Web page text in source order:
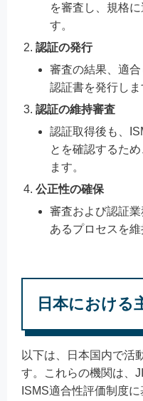
を審査し、規格
す。
認証の発行
審査の結果、適
認証書を発行しま
認証の維持審査
認証取得後も、
とを確認するた
ます。
公正性の確保
審査および認証
あるプロセスを維
日本における
以下は、日本国内で活
す。これらの機関は、
ISMS適合性評価制度